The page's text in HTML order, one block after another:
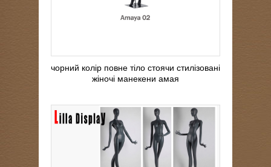
чорний колір повне тіло стоячи стилізовані
жіночі манекени амая